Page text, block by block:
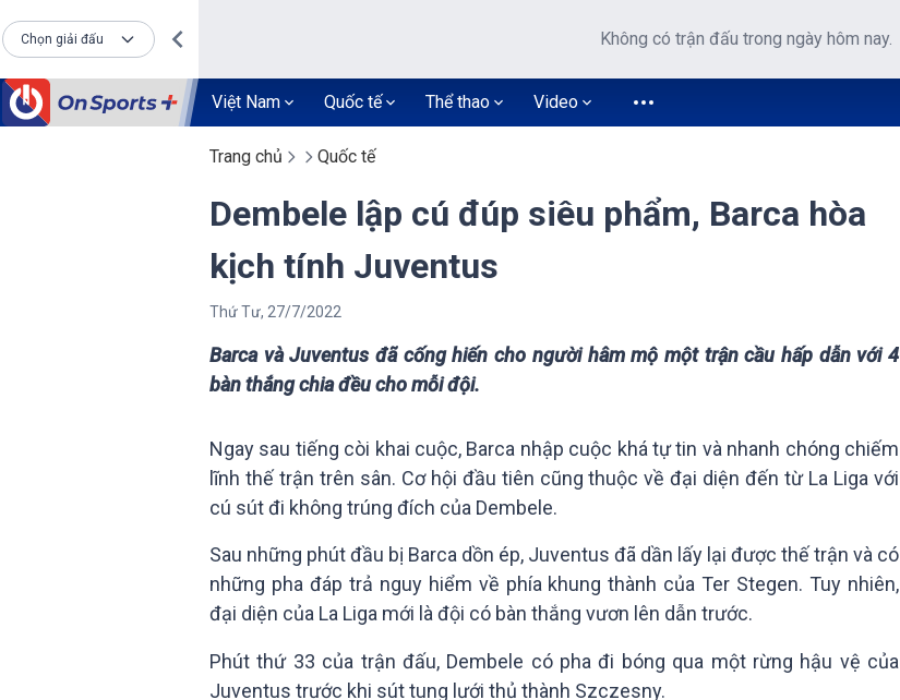
Chọn giải đấu Không có trận đấu trong ngày hôm nay.
Việt Nam Quốc tế Thể thao Video
Trang chủ Quốc tế
Dembele lập cú đúp siêu phẩm, Barca hòa
kịch tính Juventus
Thứ Tư, 27/7/2022
Barca và Juventus đã cống hiến cho người hâm mộ một trận cầu hấp dẫn với 4
bàn thắng chia đều cho mỗi đội.
Ngay sau tiếng còi khai cuộc, Barca nhập cuộc khá tự tin và nhanh chóng chiếm
lĩnh thế trận trên sân. Cơ hội đầu tiên cũng thuộc về đại diện đến từ La Liga với
cú sút đi không trúng đích của Dembele.
Sau những phút đầu bị Barca dồn ép, Juventus đã dần lấy lại được thế trận và có
những pha đáp trả nguy hiểm về phía khung thành của Ter Stegen. Tuy nhiên,
đại diện của La Liga mới là đội có bàn thắng vươn lên dẫn trước.
Phút thứ 33 của trận đấu, Dembele có pha đi bóng qua một rừng hậu vệ của
Juventus trước khi sút tung lưới thủ thành Szczesny.